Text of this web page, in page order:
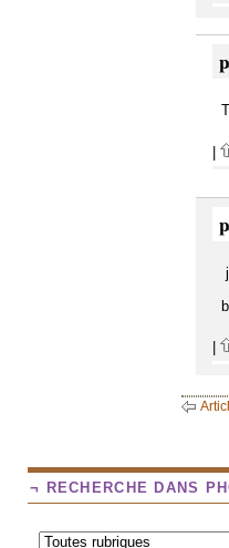
¬ RECHERCHE DANS